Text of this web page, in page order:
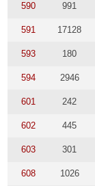
590 991
591 17128
593 180
594 2946
601 242
602 445
603 301
608 1026